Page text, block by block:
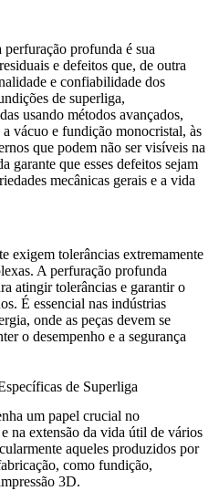
profunda é sua
e defeitos que, de outra
e confiabilidade dos
de superliga,
usando métodos avançados,
vácuo e fundição monocristal, às
que podem não ser visíveis na
garante que esses defeitos sejam
mecânicas gerais e a vida
exigem tolerâncias extremamente
A perfuração profunda
atingir tolerâncias e garantir o
É essencial nas indústrias
onde as peças devem se
o desempenho e a segurança
de Superliga
um papel crucial no
na extensão da vida útil de vários
aqueles produzidos por
como fundição,
3D.